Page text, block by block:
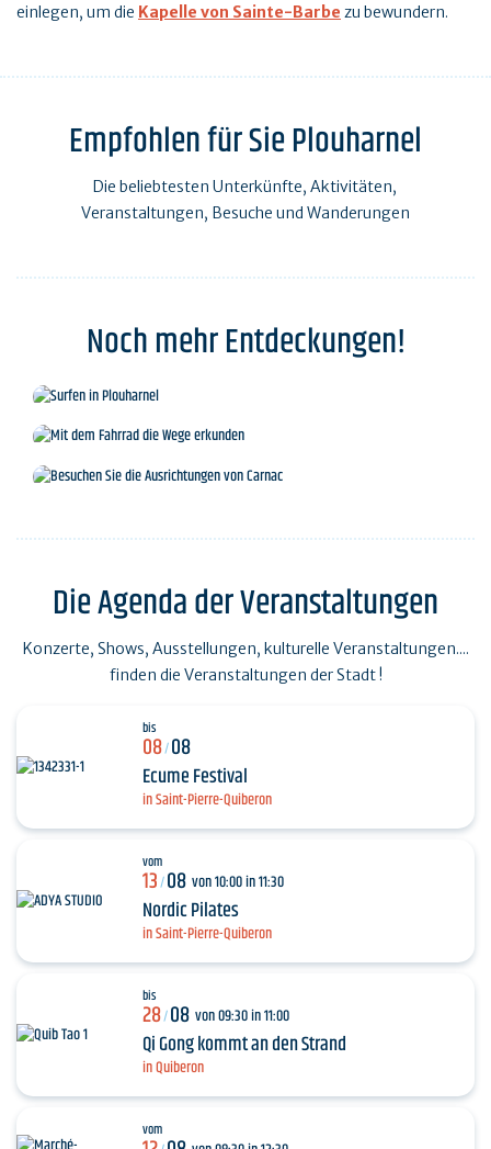
einlegen, um die Kapelle von Sainte-Barbe zu bewundern.
Empfohlen für Sie Plouharnel
Die beliebtesten Unterkünfte, Aktivitäten,
Veranstaltungen, Besuche und Wanderungen
Noch mehr Entdeckungen!
Surfen in Plouharnel
Mit dem Fahrrad die Wege erkunden
Die Agenda der Veranstaltungen
Konzerte, Shows, Ausstellungen, kulturelle Veranstaltungen....
finden die Veranstaltungen der Stadt !
bis
08/08
Ecume Festival
in Saint-Pierre-Quiberon
vom
13/08 von 10:00 in 11:30
Nordic Pilates
in Saint-Pierre-Quiberon
bis
28/08 von 09:30 in 11:00
Qi Gong kommt an den Strand
in Quiberon
vom